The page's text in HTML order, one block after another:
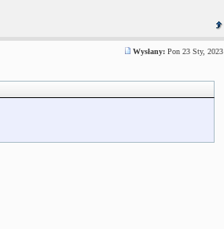
Wysłany:Pon 23 Sty, 2023